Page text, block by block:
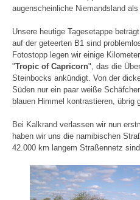
augenscheinliche Niemandsland als
Unsere heutige Tagesetappe
auf der geteerten B1 sind
Fotostopp legen wir einige
"Tropic of Capricorn", das die
Steinbocks ankündigt. Von der
Süden nur ein paar weiße
blauen Himmel kontrastieren, übrig
Bei Kalkrand verlassen wir nun
haben wir uns die namibischen
42.000 km langem Straßennetz